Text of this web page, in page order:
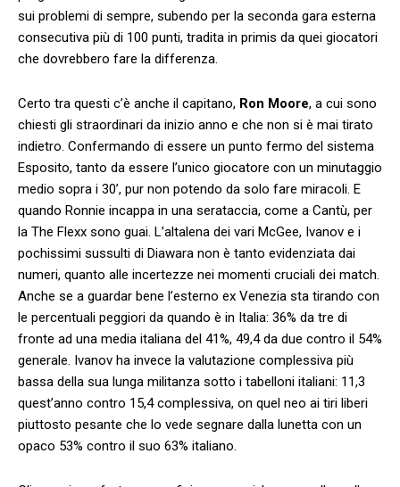
sui problemi di sempre, subendo per la seconda gara esterna
consecutiva più di 100 punti, tradita in primis da quei giocatori
che dovrebbero fare la differenza.
Certo tra questi c’è anche il capitano, Ron Moore, a cui sono
chiesti gli straordinari da inizio anno e che non si è mai tirato
indietro. Confermando di essere un punto fermo del sistema
Esposito, tanto da essere l’unico giocatore con un minutaggio
medio sopra i 30’, pur non potendo da solo fare miracoli. E
quando Ronnie incappa in una serataccia, come a Cantù, per
la The Flexx sono guai. L’altalena dei vari McGee, Ivanov e i
pochissimi sussulti di Diawara non è tanto evidenziata dai
numeri, quanto alle incertezze nei momenti cruciali dei match.
Anche se a guardar bene l’esterno ex Venezia sta tirando con
le percentuali peggiori da quando è in Italia: 36% da tre di
fronte ad una media italiana del 41%, 49,4 da due contro il 54%
generale. Ivanov ha invece la valutazione complessiva più
bassa della sua lunga militanza sotto i tabelloni italiani: 11,3
quest’anno contro 15,4 complessiva, on quel neo ai tiri liberi
piuttosto pesante che lo vede segnare dalla lunetta con un
opaco 53% contro il suo 63% italiano.